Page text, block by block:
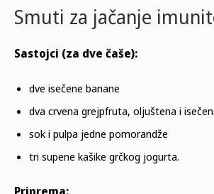
Smuti za jačanje
Sastojci (za dve čaše):
dve isečene banane
dva crvena grejpfruta, oljuštena i
sok i pulpa jedne pomorandže
tri supene kašike grčkog jogurta.